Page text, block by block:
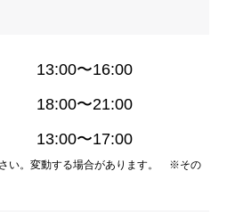
13:00〜16:00
18:00〜21:00
13:00〜17:00
い。変動する場合があります。 ※その